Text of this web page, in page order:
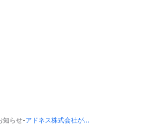
知らせ- アドネス株式会社が、起業を志す学生に向けイベントを開催